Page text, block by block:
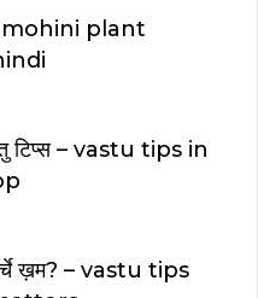
– mohini plant
टिप्स – vastu tips in
ख़म? – vastu tips